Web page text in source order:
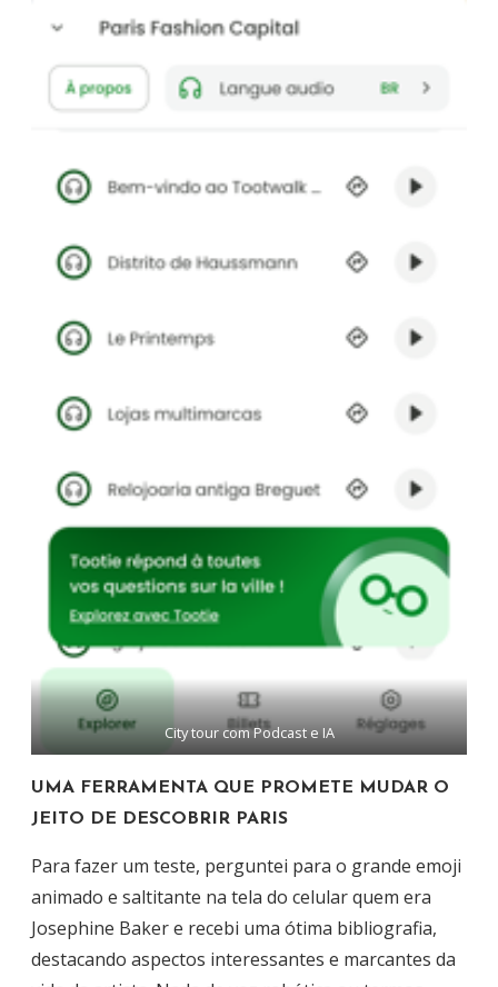
City tour com Podcast e IA
UMA FERRAMENTA QUE PROMETE MUDAR O
JEITO DE DESCOBRIR PARIS
Para fazer um teste, perguntei para o grande emoji
animado e saltitante na tela do celular quem era
Josephine Baker e recebi uma ótima bibliografia,
destacando aspectos interessantes e marcantes da